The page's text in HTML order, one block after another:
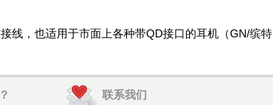
线，也适用于市面上各种带QD接口的耳机（GN/缤特
联系我们